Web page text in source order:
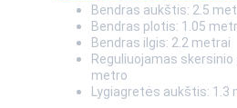
Bendras aukštis: 2.5
Bendras plotis: 1.05
Bendras ilgis: 2.2 metrai
Reguliuojamas skersinio
metro
Lygiagretės aukštis: 1.3